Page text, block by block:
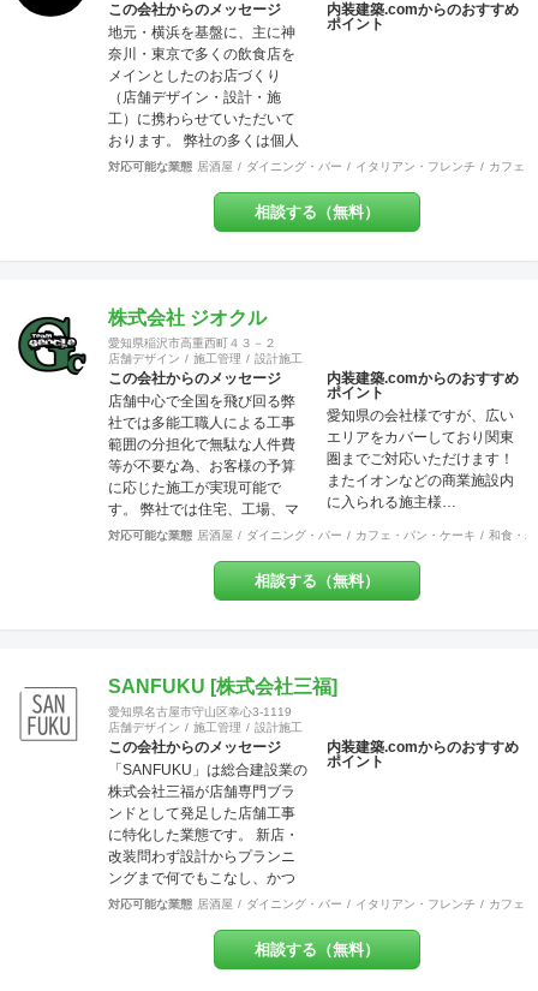
この会社からのメッセージ
地元・横浜を基盤に、主に神
奈川・東京で多くの飲食店を
メインとしたのお店づくり
（店舗デザイン・設計・施
工）に携わらせていただいて
おります。 弊社の多くは個人
店や少数店舗展開のお客様な
る店づくり」をモットーにし
ています。 それはデザイン優
地元に愛されるお店」を一緒
に作りましょう！ということ
です。大抵のお店は近隣のリ
ピーターで売上が支えられて
いるのですから大事なポイン
トだと思いませんか？ また個
人事業主にとって内装工事費
が大変な負担だということは
重々承知しております。コス
ト面でも最大限のご協力を
日々心がけております。ご気
いお料理・最高のサービス・
素敵な品揃えに自信あり！そ
を、私たちにお手伝いさせて
ください。
内装建築.comからのおすすめ
ポイント
対応可能な業態 居酒屋 ダイニング・バー イタリアン・フレンチ カフェ
相談する（無料）
株式会社 ジオクル
愛知県稲沢市高重西町４３－２
店舗デザイン
施工管理 設計施工
この会社からのメッセージ
店舗中心で全国を飛び回る弊
社では多能工職人による工事
範囲の分担化で無駄な人件費
等が不要な為、お客様の予算
に応じた施工が実現可能で
す。 弊社では住宅、工場、マ
ンション、店舗に渡り様々な
提案力があります。 これまで
には200万〜700万程の開きで
（tenperhide31@icloud.com）
からも承ります。 その他：道
具商 愛知県公安委員会許
可 第542642304700号
内装建築.comからのおすすめ
ポイント
愛知県の会社様ですが、広い
エリアをカバーしており関東
圏までご対応いただけます！
またイオンなどの商業施設内
に入られる施主様…
対応可能な業態 居酒屋 ダイニング・バー カフェ・パン・ケーキ 和食・
相談する（無料）
SANFUKU [株式会社三福]
愛知県名古屋市守山区幸心3-1119
店舗デザイン
施工管理 設計施工
この会社からのメッセージ
「SANFUKU」は総合建設業の
株式会社三福が店舗専門ブラ
ンドとして発足した店舗工事
に特化した業態です。 新店・
改装問わず設計からプランニ
ングまで何でもこなし、かつ
リーズナブルに、お客様のご
ます。 また内装・外装・外構
などすべての分野でその道の
内装建築.comからのおすすめ
ポイント
対応可能な業態 居酒屋 ダイニング・バー イタリアン・フレンチ カフェ
相談する（無料）